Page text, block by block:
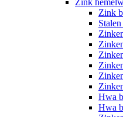
Zink
Zink
Hwa
Hwa